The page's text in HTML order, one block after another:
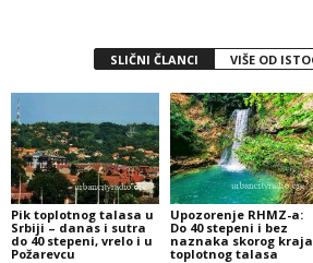
SLIČNI ČLANCI VIŠE OD
Pik toplotnog talasa u
Srbiji – danas i sutra
do 40 stepeni, vrelo i u
Požarevcu
Upozorenje RHMZ-a:
Do 40 stepeni i bez
naznaka skorog kraja
toplotnog talasa